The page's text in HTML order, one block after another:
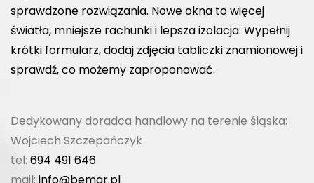
sprawdzone rozwiązania. Nowe okna to więcej
światła, mniejsze rachunki i lepsza izolacja. Wypełnij
krótki formularz, dodaj zdjęcia tabliczki znamionowej i
sprawdź, co możemy zaproponować.
Dedykowany doradca handlowy na terenie śląska:
Wojciech Szczepańczyk
tel: 694 491 646